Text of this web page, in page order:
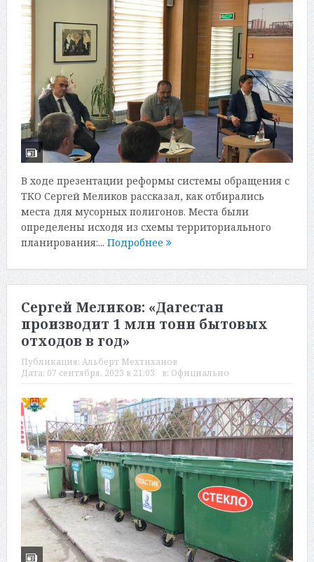
В ходе презентации реформы системы обращения с
ТКО Сергей Меликов рассказал, как отбирались
места для мусорных полигонов. Места были
определены исходя из схемы территориального
планирования:... Подробнее
Сергей Меликов: «Дагестан
производит 1 млн тонн бытовых
отходов в год»
Публикация: Альберт Мехтиханов
Дата: 07 сентября, 2023 в 21:03 в: Официально